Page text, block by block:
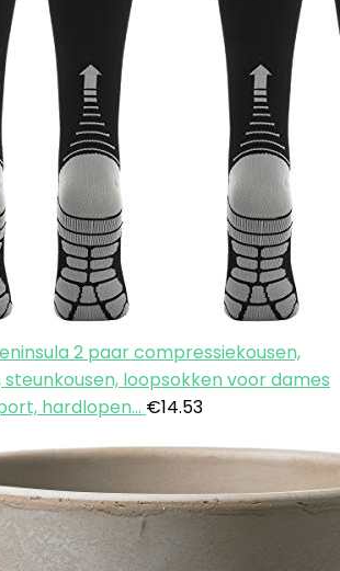
2 paar compressiekousen,
steunkousen, loopsokken voor dames
hardlopen… €14.53